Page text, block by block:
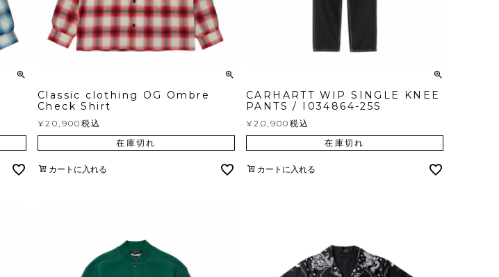
Classic clothing OG Ombre
Check Shirt
¥20,900 税込
在庫切れ
カートに入れる
CARHARTT WIP SINGLE KNEE
PANTS / I034864-25S
¥20,900 税込
在庫切れ
カートに入れる